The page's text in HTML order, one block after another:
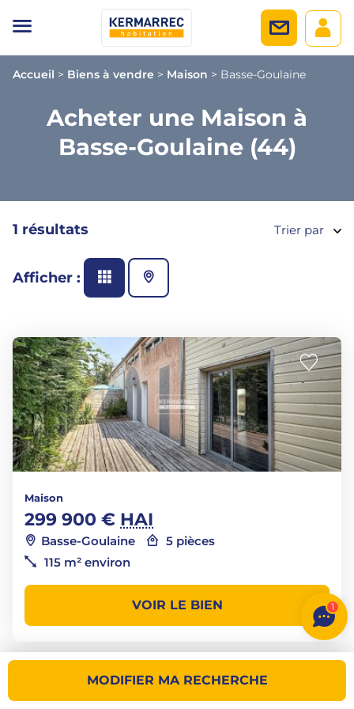
Accueil > Biens à vendre > Maison > Basse-Goulaine
Acheter une Maison à
Basse-Goulaine (44)
MODIFIER MA RECHERCHE
1 résultats Trier par
Afficher :
Maison
299 900 € HAI
Basse-Goulaine
5 pièces
115 m² environ
VOIR LE BIEN 1